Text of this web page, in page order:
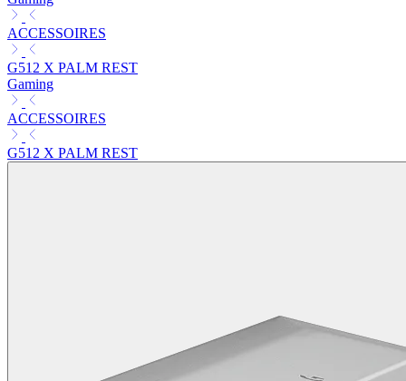
ACCESSOIRES
G512 X PALM REST
Gaming
ACCESSOIRES
G512 X PALM REST